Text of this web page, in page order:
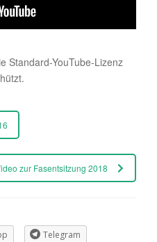
Standard-YouTube-Lizenz
zur Fasentsitzung 2018
Telegram